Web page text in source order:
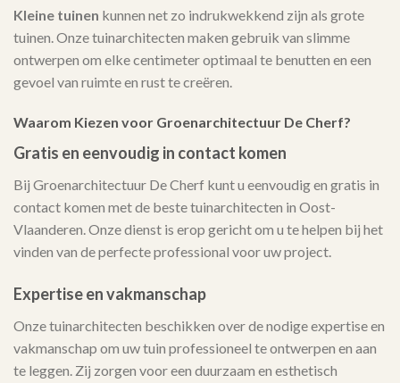
Kleine tuinen kunnen net zo indrukwekkend zijn als grote
tuinen. Onze tuinarchitecten maken gebruik van slimme
ontwerpen om elke centimeter optimaal te benutten en een
gevoel van ruimte en rust te creëren.
Waarom Kiezen voor Groenarchitectuur De Cherf?
Gratis en eenvoudig in contact komen
Bij Groenarchitectuur De Cherf kunt u eenvoudig en gratis in
contact komen met de beste tuinarchitecten in Oost-
Vlaanderen. Onze dienst is erop gericht om u te helpen bij het
vinden van de perfecte professional voor uw project.
Expertise en vakmanschap
Onze tuinarchitecten beschikken over de nodige expertise en
vakmanschap om uw tuin professioneel te ontwerpen en aan
te leggen. Zij zorgen voor een duurzaam en esthetisch